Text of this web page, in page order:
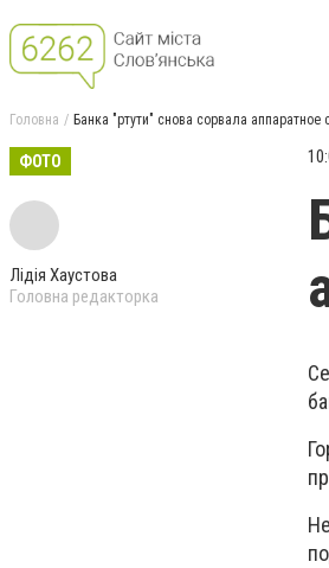
Головна Банка "ртути" снова сорвала
ФОТО
Лідія Хаустова
Головна редакторка